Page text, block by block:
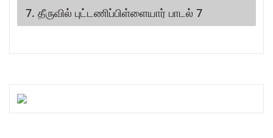
7. தீருவில் புட்டணிப்பிள்ளையார் பாடல் 7